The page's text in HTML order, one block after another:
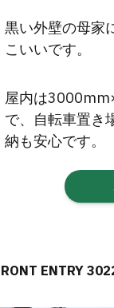
黒い外壁の母家
こいいです。
屋内は
で、自転車置き
納も安心です。
ENTRY